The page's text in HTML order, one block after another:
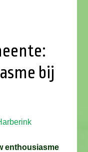
bij
enthousiasme